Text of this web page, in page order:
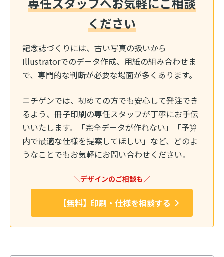
ください
記念誌づくりには、古い写真の扱いから
Illustratorでのデータ作成、用紙の組み合わせま
で、専門的な判断が必要な場面が多くあります。
ニチゲンでは、初めての方でも安心して発注でき
るよう、冊子印刷の専任スタッフが丁寧にお手伝
いいたします。「完全データが作れない」「予算
内で最適な仕様を提案してほしい」など、どのよ
うなことでもお気軽にお問い合わせください。
＼デザインのご相談も／
【無料】印刷・仕様を相談する